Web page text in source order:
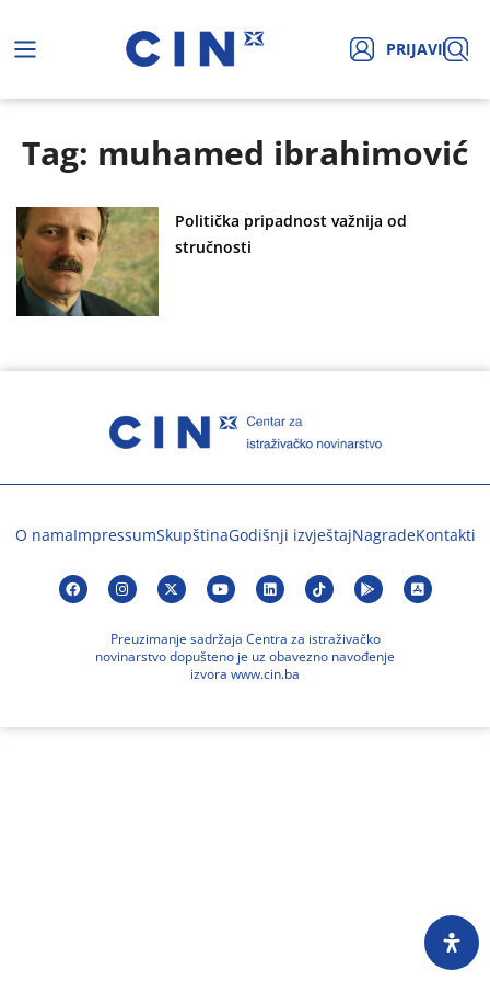
PRIJAVI
Tag: muhamed ibrahimović
Politička pripadnost važnija od
stručnosti
O namaImpressumSkupštinaGodišnji izvještajNagradeKontakti
Preuzimanje sadržaja Centra za istraživačko
novinarstvo dopušteno je uz obavezno navođenje
izvora www.cin.ba